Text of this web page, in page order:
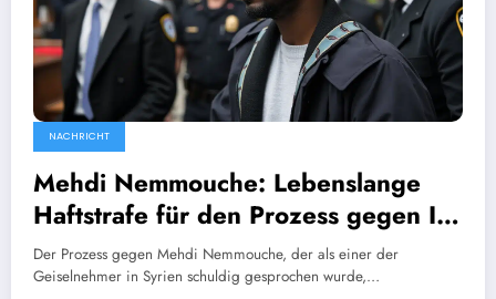
NACHRICHT
Mehdi Nemmouche: Lebenslange
Haftstrafe für den Prozess gegen IS-
Gefängniswärter
Der Prozess gegen Mehdi Nemmouche, der als einer der
Geiselnehmer in Syrien schuldig gesprochen wurde,…